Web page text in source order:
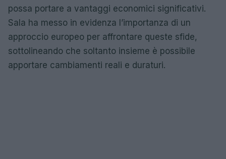
possa portare a vantaggi economici significativi.
Sala ha messo in evidenza l’importanza di un
approccio europeo per affrontare queste sfide,
sottolineando che soltanto insieme è possibile
apportare cambiamenti reali e duraturi.